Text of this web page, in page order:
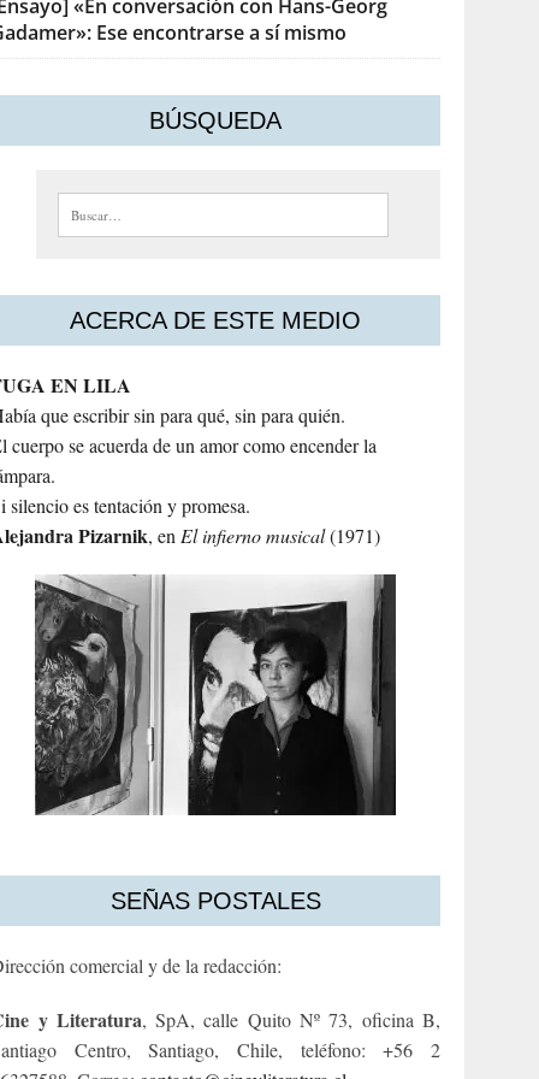
«En conversación con Hans-Georg
Ese encontrarse a sí mismo
BÚSQUEDA
Buscar:
ACERCA DE ESTE MEDIO
EN LILA
que escribir sin para qué, sin para quién.
cuerpo se acuerda de un amor como encender la
silencio es tentación y promesa.
Pizarnik, enEl infierno musical(1971)
SEÑAS POSTALES
comercial y de la redacción:
y Literatura, SpA, calle Quito Nº 73, oficina B,
Centro, Santiago, Chile, teléfono: +56 2